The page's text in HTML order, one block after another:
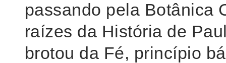
passando pela Botânica
raízes da História de
brotou da Fé, princípio